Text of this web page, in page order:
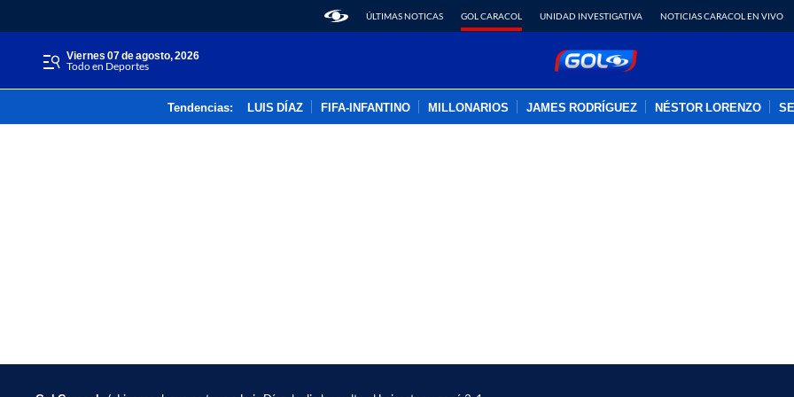
ÚLTIMAS NOTICAS GOL CARACOL UNIDAD INVESTIGATIVA NOTICIAS CARACOL EN VIVO
viernes 07 de agosto, 2026
Todo en Deportes
Tendencias: LUIS DÍAZ FIFA-INFANTINO MILLONARIOS JAMES RODRÍGUEZ NÉSTOR LORENZO